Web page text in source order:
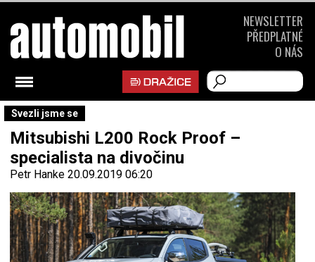
Svezli jsme se
Mitsubishi L200 Rock Proof –
specialista na divočinu
Petr Hanke 20.09.2019 06:20
NEWSLETTER
PŘEDPLATNÉ
O NÁS